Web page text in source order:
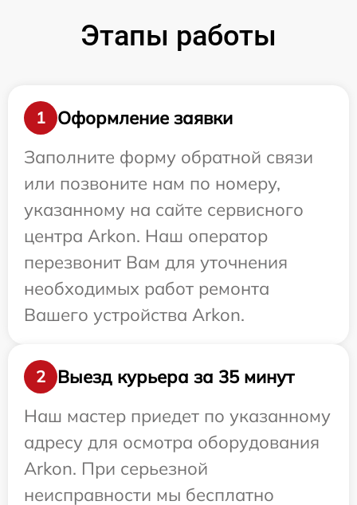
Этапы работы
1
Оформление заявки
Заполните форму обратной связи
или позвоните нам по номеру,
указанному на сайте сервисного
центра Arkon. Наш оператор
перезвонит Вам для уточнения
необходимых работ ремонта
Вашего устройства Arkon.
2
Выезд курьера за 35 минут
Наш мастер приедет по указанному
адресу для осмотра оборудования
Arkon. При серьезной
неисправности мы бесплатно